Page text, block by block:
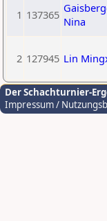
1 137365 Nina
2 127945 Lin
Der Schachturnier-
Impressum /